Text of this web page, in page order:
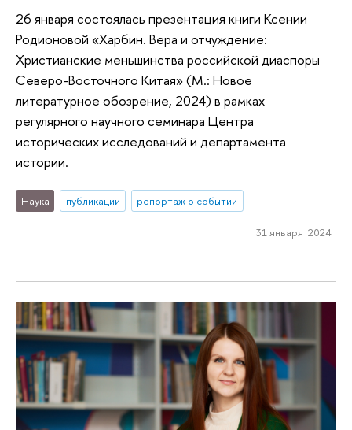
26 января состоялась презентация книги Ксении
Родионовой «Харбин. Вера и отчуждение:
Христианские меньшинства российской диаспоры
Северо-Восточного Китая» (М.: Новое
литературное обозрение, 2024) в рамках
регулярного научного семинара Центра
исторических исследований и департамента
истории.
Наука публикации репортаж о событии
31 января 2024